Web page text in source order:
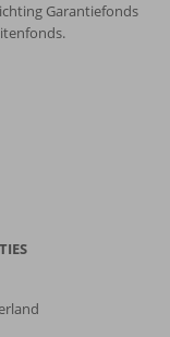
Garantiefonds